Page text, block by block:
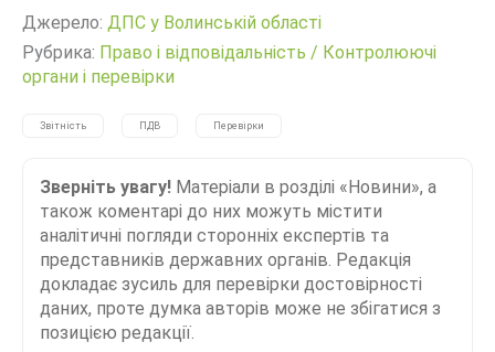
Джерело: ДПС у Волинській області
Рубрика: Право і відповідальність / Контролюючі
органи і перевірки
Звітність ПДВ Перевірки
Зверніть увагу! Матеріали в розділі «Новини», а
також коментарі до них можуть містити
аналітичні погляди сторонніх експертів та
представників державних органів. Редакція
докладає зусиль для перевірки достовірності
даних, проте думка авторів може не збігатися з
позицією редакції.